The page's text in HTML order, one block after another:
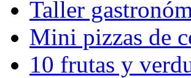
Taller
Mini pizzas de
10 frutas y